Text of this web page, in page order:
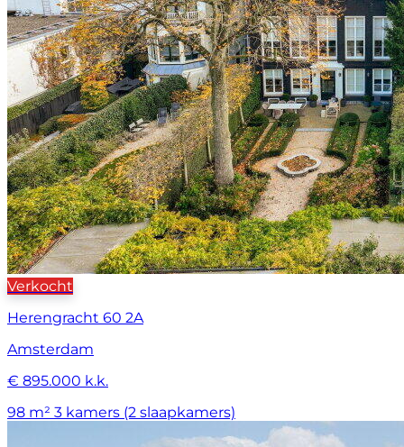
Verkocht
Herengracht 60 2A
Amsterdam
€ 895.000 k.k.
98 m² 3 kamers (2 slaapkamers)